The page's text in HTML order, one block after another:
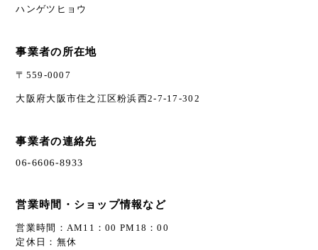
ハンゲツヒョウ
事業者の所在地
〒559-0007
大阪府大阪市住之江区粉浜西2-7-17-302
事業者の連絡先
営業時間・ショップ情報など
営業時間：AM11：00 PM18：00
定休日：無休